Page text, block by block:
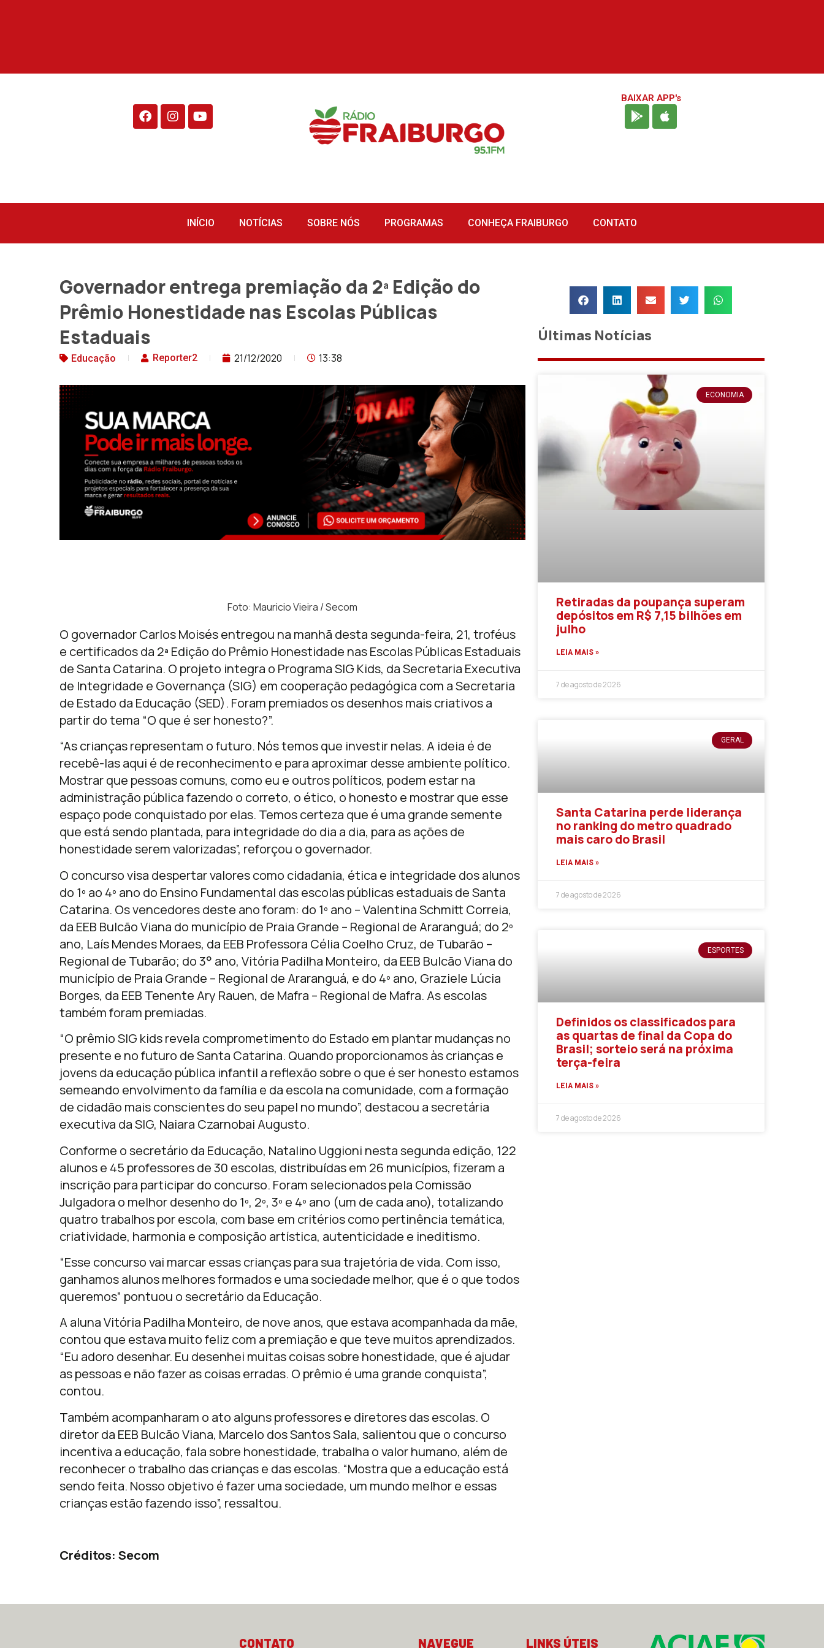
BAIXAR APP's
INÍCIO NOTÍCIAS SOBRE NÓS PROGRAMAS CONHEÇA FRAIBURGO CONTATO
Governador entrega premiação da 2ª Edição do
Prêmio Honestidade nas Escolas Públicas
Estaduais
Educação Reporter2 21/12/2020 13:38
Foto: Mauricio Vieira / Secom
O governador Carlos Moisés entregou na manhã desta segunda-feira, 21, troféus
e certificados da 2ª Edição do Prêmio Honestidade nas Escolas Públicas Estaduais
de Santa Catarina. O projeto integra o Programa SIG Kids, da Secretaria Executiva
de Integridade e Governança (SIG) em cooperação pedagógica com a Secretaria
de Estado da Educação (SED). Foram premiados os desenhos mais criativos a
partir do tema “O que é ser honesto?”.
“As crianças representam o futuro. Nós temos que investir nelas. A ideia é de
recebê-las aqui é de reconhecimento e para aproximar desse ambiente político.
Mostrar que pessoas comuns, como eu e outros políticos, podem estar na
administração pública fazendo o correto, o ético, o honesto e mostrar que esse
espaço pode conquistado por elas. Temos certeza que é uma grande semente
que está sendo plantada, para integridade do dia a dia, para as ações de
honestidade serem valorizadas”, reforçou o governador.
O concurso visa despertar valores como cidadania, ética e integridade dos alunos
do 1º ao 4º ano do Ensino Fundamental das escolas públicas estaduais de Santa
Catarina. Os vencedores deste ano foram: do 1º ano – Valentina Schmitt Correia,
da EEB Bulcão Viana do município de Praia Grande – Regional de Araranguá; do 2º
ano, Laís Mendes Moraes, da EEB Professora Célia Coelho Cruz, de Tubarão –
Regional de Tubarão; do 3° ano, Vitória Padilha Monteiro, da EEB Bulcão Viana do
município de Praia Grande – Regional de Araranguá, e do 4º ano, Graziele Lúcia
Borges, da EEB Tenente Ary Rauen, de Mafra – Regional de Mafra. As escolas
também foram premiadas.
“O prêmio SIG kids revela comprometimento do Estado em plantar mudanças no
presente e no futuro de Santa Catarina. Quando proporcionamos às crianças e
jovens da educação pública infantil a reflexão sobre o que é ser honesto estamos
semeando envolvimento da família e da escola na comunidade, com a formação
de cidadão mais conscientes do seu papel no mundo”, destacou a secretária
executiva da SIG, Naiara Czarnobai Augusto.
Conforme o secretário da Educação, Natalino Uggioni nesta segunda edição, 122
alunos e 45 professores de 30 escolas, distribuídas em 26 municípios, fizeram a
inscrição para participar do concurso. Foram selecionados pela Comissão
Julgadora o melhor desenho do 1º, 2º, 3º e 4º ano (um de cada ano), totalizando
quatro trabalhos por escola, com base em critérios como pertinência temática,
criatividade, harmonia e composição artística, autenticidade e ineditismo.
“Esse concurso vai marcar essas crianças para sua trajetória de vida. Com isso,
ganhamos alunos melhores formados e uma sociedade melhor, que é o que todos
queremos” pontuou o secretário da Educação.
A aluna Vitória Padilha Monteiro, de nove anos, que estava acompanhada da mãe,
contou que estava muito feliz com a premiação e que teve muitos aprendizados.
“Eu adoro desenhar. Eu desenhei muitas coisas sobre honestidade, que é ajudar
as pessoas e não fazer as coisas erradas. O prêmio é uma grande conquista”,
contou.
Também acompanharam o ato alguns professores e diretores das escolas. O
diretor da EEB Bulcão Viana, Marcelo dos Santos Sala, salientou que o concurso
incentiva a educação, fala sobre honestidade, trabalha o valor humano, além de
reconhecer o trabalho das crianças e das escolas. “Mostra que a educação está
sendo feita. Nosso objetivo é fazer uma sociedade, um mundo melhor e essas
crianças estão fazendo isso”, ressaltou.
Créditos: Secom
Últimas Notícias
ECONOMIA
Retiradas da poupança superam
depósitos em R$ 7,15 bilhões em
julho
LEIA MAIS »
7 de agosto de 2026
GERAL
Santa Catarina perde liderança
no ranking do metro quadrado
mais caro do Brasil
LEIA MAIS »
7 de agosto de 2026
ESPORTES
Definidos os classificados para
as quartas de final da Copa do
Brasil; sorteio será na próxima
terça-feira
LEIA MAIS »
7 de agosto de 2026
CONTATO NAVEGUE LINKS ÚTEIS